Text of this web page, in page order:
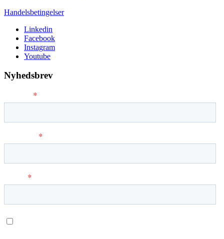
Handelsbetingelser
Linkedin
Facebook
Instagram
Youtube
Nyhedsbrev